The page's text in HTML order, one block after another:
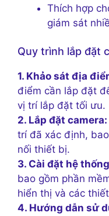
Thích hợp
giám sát
Quy trình lắp đặt
1. Khảo sát địa
điểm cần lắp đặt
vị trí lắp đặt tối ưu.
2. Lắp đặt camera:
trí đã xác định,
nối thiết bị.
3. Cài đặt hệ
bao gồm phần
hiển thị và các
4. Hướng dẫn sử